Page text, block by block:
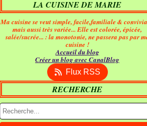
LA CUISINE DE MARIE
Ma cuisine se veut simple, facile,familiale &
mais aussi très variée... Elle est colorée, épicée,
salée/sucrée... : la monotonie, ne passera pas par
cuisine !
Accueil du blog
Créer un blog avec CanalBlog
Flux RSS
RECHERCHE